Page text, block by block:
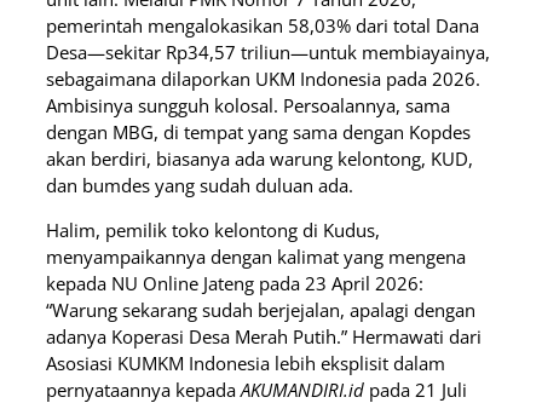
pemerintah mengalokasikan 58,03% dari total Dana
Desa—sekitar Rp34,57 triliun—untuk membiayainya,
sebagaimana dilaporkan UKM Indonesia pada 2026.
Ambisinya sungguh kolosal. Persoalannya, sama
dengan MBG, di tempat yang sama dengan Kopdes
akan berdiri, biasanya ada warung kelontong, KUD,
dan bumdes yang sudah duluan ada.
Halim, pemilik toko kelontong di Kudus,
menyampaikannya dengan kalimat yang mengena
kepada NU Online Jateng pada 23 April 2026:
“Warung sekarang sudah berjejalan, apalagi dengan
adanya Koperasi Desa Merah Putih.” Hermawati dari
Asosiasi KUMKM Indonesia lebih eksplisit dalam
pernyataannya kepadaAKUMANDIRI.id pada 21 Juli